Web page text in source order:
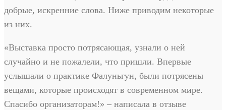
добрые, искренние слова. Ниже приводим некоторые
из них.
«Выставка просто потрясающая, узнали о ней
случайно и не пожалели, что пришли. Впервые
услышали о практике Фалуньгун, были потрясены
вещами, которые происходят в современном мире.
Спасибо организаторам!» – написала в отзыве